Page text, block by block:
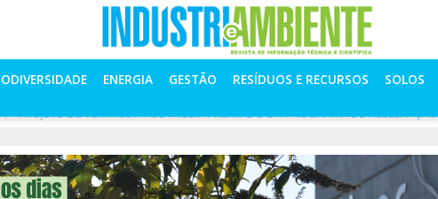
ENERGIA GESTÃO RESÍDUOS E RECURSOS
SOLOS
PROJETO DE VERMICOMPOSTAGEM PREMIADO EM PROGRAMA DE ACELERAÇÃO